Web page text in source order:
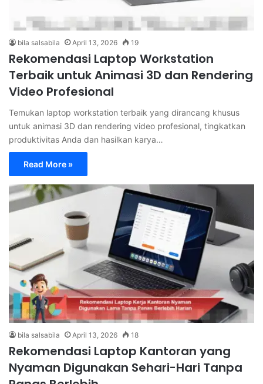
bila salsabila April 13, 2026 19
Rekomendasi Laptop Workstation
Terbaik untuk Animasi 3D dan Rendering
Video Profesional
Temukan laptop workstation terbaik yang dirancang khusus
untuk animasi 3D dan rendering video profesional, tingkatkan
produktivitas Anda dan hasilkan karya…
Read More »
bila salsabila April 13, 2026 18
Rekomendasi Laptop Kantoran yang
Nyaman Digunakan Sehari-Hari Tanpa